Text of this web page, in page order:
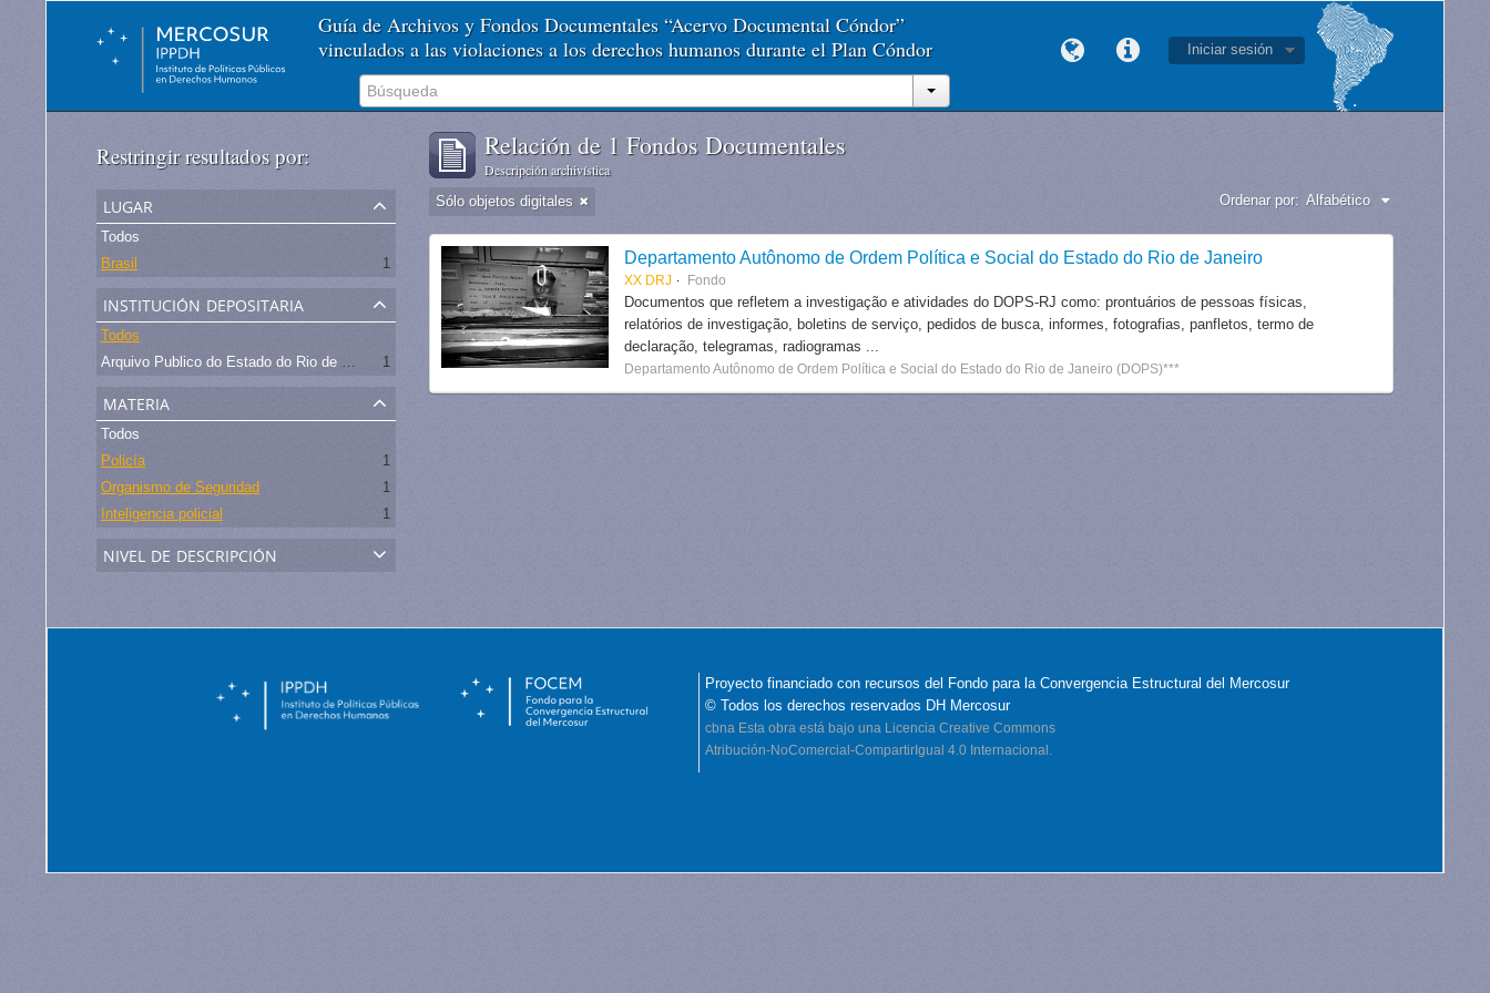
Guía de Archivos y Fondos Documentales “Acervo Documental Cóndor”
vinculados a las violaciones a los derechos humanos durante el Plan Cóndor
Iniciar sesión
Restringir resultados por:
lugar
Todos
Brasil
1
institución depositaria
Todos
Arquivo Publico do Estado do Rio de Janeiro -
1
materia
Todos
Policía
1
Organismo de Seguridad
1
Inteligencia policial
1
nivel de descripción
Relación de 1 Fondos Documentales
Descripción archivística
Sólo objetos digitales Ordenar por: Alfabético
Departamento Autônomo de Ordem Política e Social do Estado do Rio de Janeiro
XX DRJ Fondo
Documentos que refletem a investigação e atividades do DOPS-RJ como: prontuários de pessoas físicas,
relatórios de investigação, boletins de serviço, pedidos de busca, informes, fotografias, panfletos, termo de
declaração, telegramas, radiogramas ...
Departamento Autônomo de Ordem Política e Social do Estado do Rio de Janeiro (DOPS)***
Proyecto financiado con recursos del Fondo para la Convergencia Estructural del Mercosur
© Todos los derechos reservados DH Mercosur
cbna Esta obra está bajo una Licencia Creative Commons
Atribución-NoComercial-CompartirIgual 4.0 Internacional.